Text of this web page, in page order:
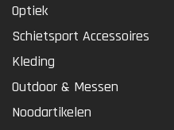
Optiek
Schietsport Accessoires
Kleding
Outdoor & Messen
Noodartikelen